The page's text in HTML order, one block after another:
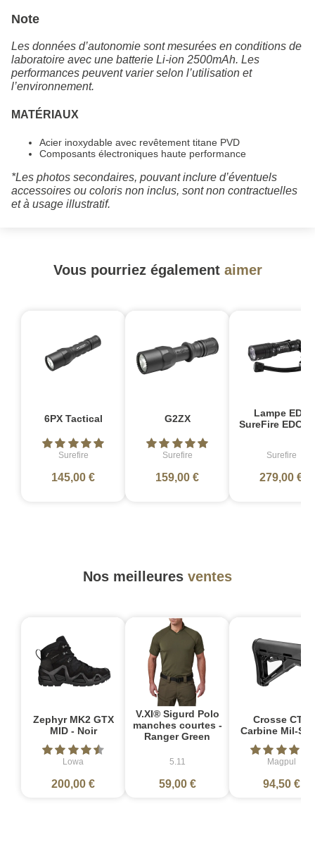
Note
Les données d’autonomie sont mesurées en conditions de
laboratoire avec une batterie Li-ion 2500mAh. Les
performances peuvent varier selon l’utilisation et
l’environnement.
MATÉRIAUX
Acier inoxydable avec revêtement titane PVD
Composants électroniques haute performance
*Les photos secondaires, pouvant inclure d’éventuels
accessoires ou coloris non inclus, sont non contractuelles
et à usage illustratif.
Vous pourriez également aimer
6PX Tactical
Surefire
145,00 €
G2ZX
Surefire
159,00 €
Lampe EDC
SureFire
Surefire
279,00 €
Nos meilleures ventes
Zephyr MK2 GTX
MID - Noir
Lowa
200,00 €
V.XI® Sigurd Polo
manches courtes -
Ranger Green
5.11
59,00 €
Crosse CTR
Carbine Mil-
Magpul
94,50 €